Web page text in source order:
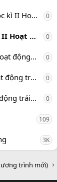
Đề thi giữa học kì II Hoạt động trải nghiệm 9 0
Đề thi học kì II Hoạt động trải nghiệm 9 0
Đề kiểm tra Hoạt động trải nghiệm 9 0
Bài giảng Hoạt động trải nghiệm 9 0
Giáo án Hoạt động trải nghiệm 9 0
109
3K
trình mới)